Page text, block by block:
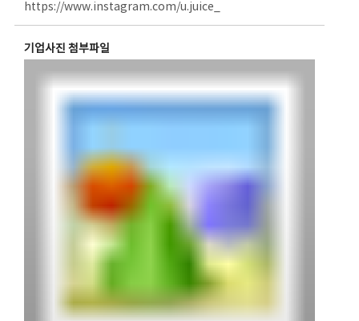
https://www.instagram.com/u.juice_
기업사진 첨부파일